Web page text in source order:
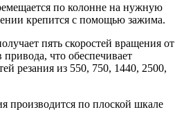
по колонне на нужную
крепится с помощью зажима.
пять скоростей вращения от
что обеспечивает
резания из 550, 750, 1440, 2500,
производится по плоской шкале